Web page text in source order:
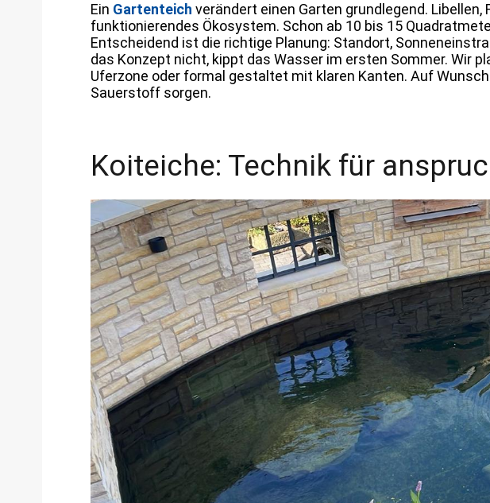
Ein Gartenteich verändert einen Garten grundlegend.
funktionierendes Ökosystem. Schon ab 10 bis 15
Entscheidend ist die richtige Planung: Standort,
das Konzept nicht, kippt das Wasser im ersten Sommer. Wir
Uferzone oder formal gestaltet mit klaren Kanten. Auf
Sauerstoff sorgen.
Koiteiche: Technik für